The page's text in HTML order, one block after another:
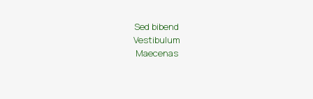
Sed bibend
Vestibulum
Maecenas